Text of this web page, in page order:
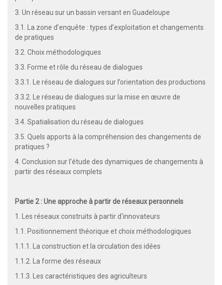
3. Un réseau sur un bassin versant en Guadeloupe
3.1. La zone d’enquête : types d’exploitation et changements
de pratiques
3.2. Choix méthodologiques
3.3. Forme et rôle du réseau de dialogues
3.3.1. Le réseau de dialogues sur l’orientation des productions
3.3.2. Le réseau de dialogues sur la mise en œuvre de
nouvelles pratiques
3.4. Spatialisation du réseau de dialogues
3.5. Quels apports à la compréhension des changements de
pratiques ?
4. Conclusion sur l’étude des dynamiques de changements à
partir des réseaux complets
Partie 2 : Une approche à partir de réseaux personnels
1. Les réseaux construits à partir d'innovateurs
1.1. Positionnement théorique et choix méthodologiques
1.1.1. La construction et la circulation des idées
1.1.2. La forme des réseaux
1.1.3. Les caractéristiques des agriculteurs